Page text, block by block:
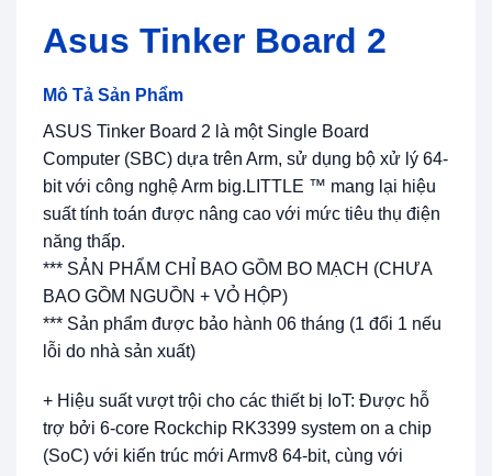
Asus Tinker Board 2
Mô Tả Sản Phẩm
ASUS Tinker Board 2 là một Single Board
Computer (SBC) dựa trên Arm, sử dụng bộ xử lý 64-
bit với công nghệ Arm big.LITTLE ™ mang lại hiệu
suất tính toán được nâng cao với mức tiêu thụ điện
năng thấp.
*** SẢN PHẨM CHỈ BAO GỒM BO MẠCH (CHƯA
BAO GỒM NGUỒN + VỎ HỘP)
*** Sản phẩm được bảo hành 06 tháng (1 đổi 1 nếu
lỗi do nhà sản xuất)
+ Hiệu suất vượt trội cho các thiết bị IoT: Được hỗ
trợ bởi 6-core Rockchip RK3399 system on a chip
(SoC) với kiến trúc mới Armv8 64-bit, cùng với